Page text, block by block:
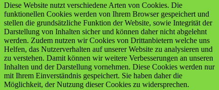
Diese Website nutzt verschiedene Arten von Cookies. Die
funktionellen Cookies werden von Ihrem Browser gespeichert und
stellen die grundsätzliche Funktion der Website, sowie Integrität der
Darstellung von Inhalten sicher und können daher nicht abgelehnt
werden. Zudem nutzen wir Cookies von Drittanbietern welche uns
Helfen, das Nutzerverhalten auf unserer Website zu analysieren und
zu verstehen. Damit können wir weitere Verbesserungen an unseren
Inhalten und der Darstellung vornehmen. Diese Cookies werden nur
mit Ihrem Einverständnis gespeichert. Sie haben daher die
Möglichkeit, der Nutzung dieser Cookies zu widersprechen.